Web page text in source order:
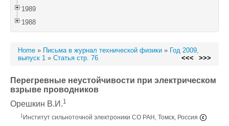
1989
1988
Home » Письма в журнал технической физики » Год 2009,
выпуск 1 » Статья стр. 76 <<< >>>
Перегревные неустойчивости при электрическом
взрыве проводников
Орешкин В.И.1
1 Институт сильноточной электроники СО РАН, Томск, Россия